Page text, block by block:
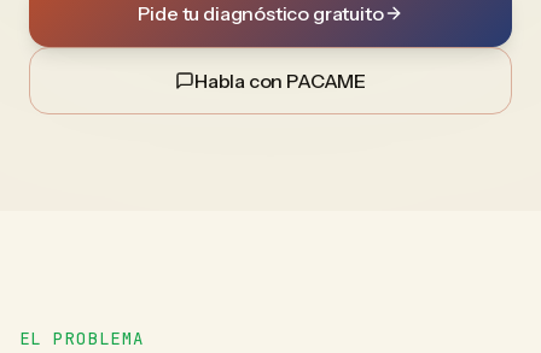
Pide tu diagnóstico gratuito
Habla con PACAME
EL PROBLEMA